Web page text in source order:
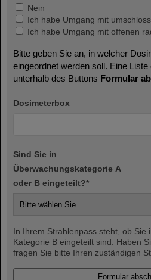
Nein
Ich habe Umgang mit
Ich habe Umgang mit offenen
Bitte geben Sie an, in welcher
eingeordnet werden soll. Eine
unterhalb des Buttons Formular
Dosimeterbox
Sind Sie in
Überwachungskategorie A
oder B eingeteilt?*
In Ihrem Strahlenpass steht, ob Sie
Kategorie B eingeteilt sind. Haben
fragen Sie bitte Ihren zuständigen